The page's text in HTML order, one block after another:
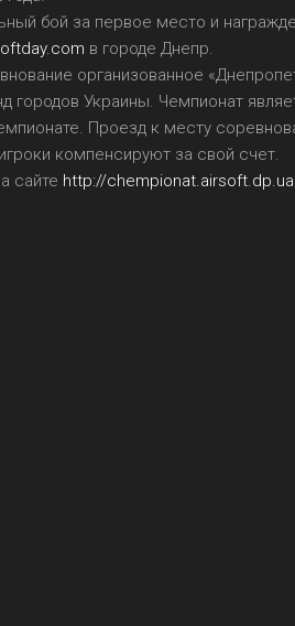
бой за первое место и
в городе Днепр.
организованное
городов Украины. Чемпионат
Проезд к месту
компенсируют за свой счет.
сайте http://chempionat.airsoft.dp.ua